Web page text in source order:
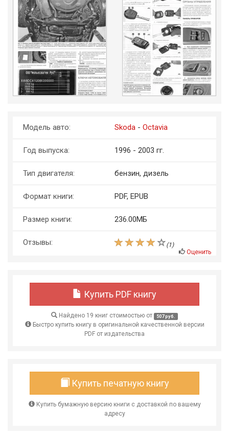
Модель авто: Skoda - Octavia
Год выпуска: 1996 - 2003 гг.
Тип двигателя: бензин, дизель
Формат книги: PDF, EPUB
Размер книги: 236.00МБ
Отзывы: (1)
Оценить
Купить PDF книгу
Найдено 19 книг стоимостью от 507 руб.
Быстро купить книгу в оригинальной качественной версии
PDF от издательства
Купить печатную книгу
Купить бумажную версию книги с доставкой по вашему
адресу